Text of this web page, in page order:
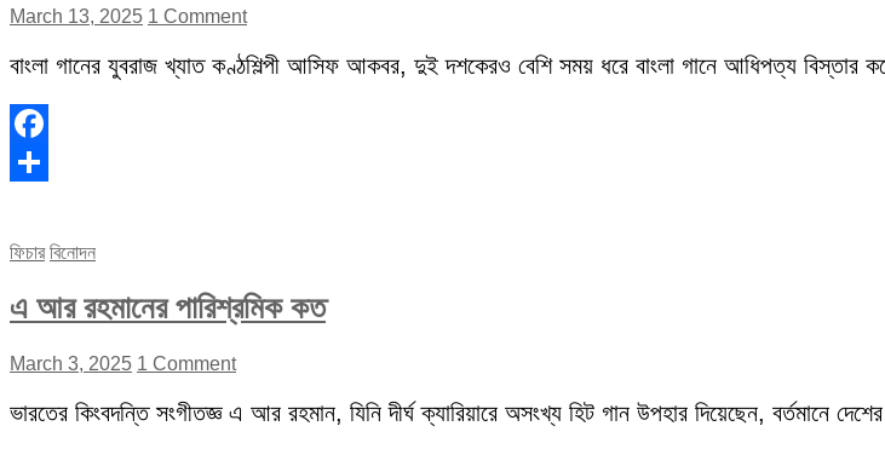
March 13, 2025 1 Comment
বাংলা গানের যুবরাজ খ্যাত কণ্ঠশিল্পী আসিফ আকবর, দুই দশকেরও বেশি সময় ধরে বাংলা গানে আধিপত্য বিস্তার
Facebook
ফিচার বিনোদন
এ আর রহমানের পারিশ্রমিক কত
March 3, 2025 1 Comment
ভারতের কিংবদন্তি সংগীতজ্ঞ এ আর রহমান, যিনি দীর্ঘ ক্যারিয়ারে অসংখ্য হিট গান উপহার দিয়েছেন, বর্তমানে